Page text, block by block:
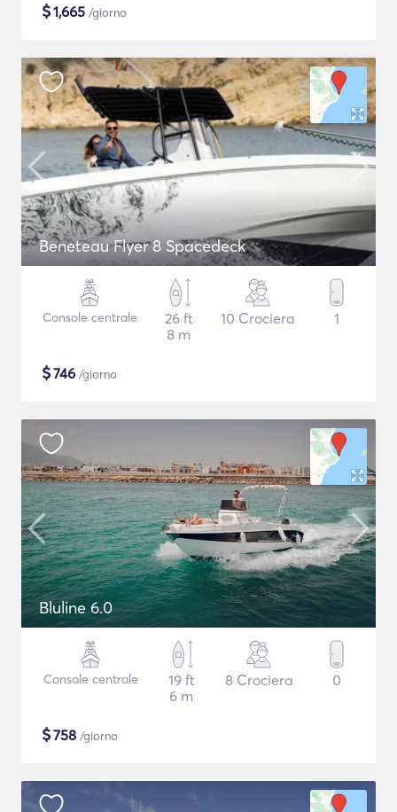
$1,665 /giorno
Beneteau Flyer 8 Spacedeck
Console centrale
26 ft
8 m
10 Crociera 1
$746 /giorno
Bluline 6.0
Console centrale
19 ft
6 m
8 Crociera 0
$758 /giorno